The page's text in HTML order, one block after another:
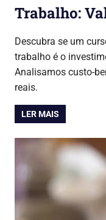
Trabalho:
Descubra se um
trabalho é o
Analisamos custo-
reais.
LER MAIS